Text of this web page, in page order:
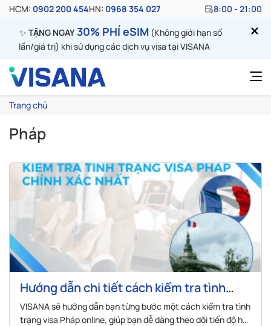
HCM: 0902 200 454HN: 0968 354 027 8:00 - 21:00
✨ TẶNG NGAY30% PHÍ eSIM (Không giới hạn số
lần/giá trị) khi sử dụng các dịch vụ visa tại VISANA
Trang chủ
Pháp
Hướng dẫn chi tiết cách kiểm tra tình
trạng visa Pháp chính xác nhất
VISANA sẽ hướng dẫn bạn từng bước một cách kiểm tra tình
trạng visa Pháp online, giúp bạn dễ dàng theo dõi tiến độ hồ